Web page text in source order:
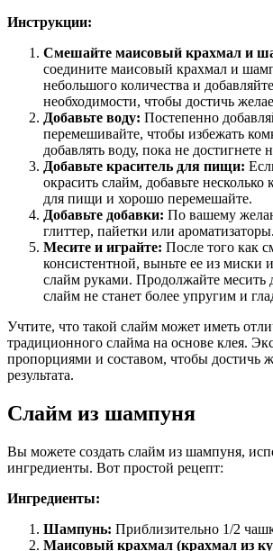
Инструкции:
Смешайте маисовый крахмал и
соедините маисовый крахмал и
небольшого количества и
необходимости, чтобы достичь
Добавьте воду: Постепенно
перемешивайте, чтобы избежать
добавлять воду, пока не достигнете
Добавьте краситель для пищи:
окрасить слайм, добавьте несколько
для пищи и хорошо перемешайте.
Добавьте добавки: По вашему
глиттер, пайетки или ароматизаторы.
Месите и играйте: После того как
консистентной, выньте ее из миски
слайм руками. Продолжайте месить
слайм не станет более упругим и
Учтите, что такой слайм может иметь
традиционного слайма на основе клея.
пропорциями и составом, чтобы достичь
результата.
Слайм из шампуня
Вы можете создать слайм из шампуня,
ингредиенты. Вот простой рецепт:
Ингредиенты:
Шампунь: Приблизительно 1/2
Маисовый крахмал (крахмал из